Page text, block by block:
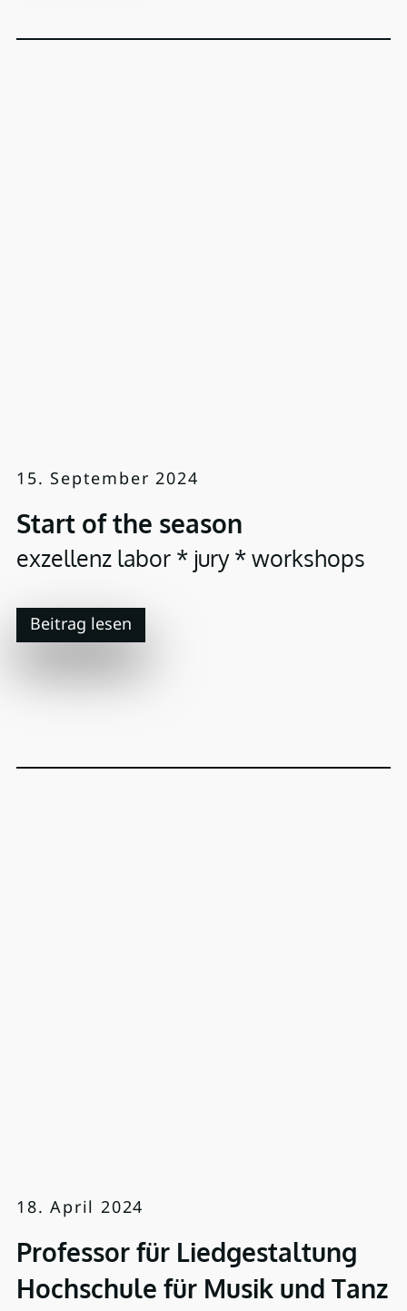
15. September 2024
Start of the season
exzellenz labor * jury * workshops
Beitrag lesen
18. April 2024
Professor für Liedgestaltung
Hochschule für Musik und Tanz